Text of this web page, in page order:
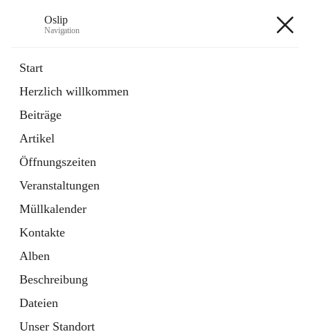
Oslip
Navigation
Start
Herzlich willkommen
Beiträge
Artikel
Öffnungszeiten
Veranstaltungen
Müllkalender
Kontakte
Alben
Beschreibung
Dateien
Unser Standort
Externe Webseite
in
Tab
Bundeskanzleramt Österreich
Externe Webseite
öffnet
in
neuem
Tab